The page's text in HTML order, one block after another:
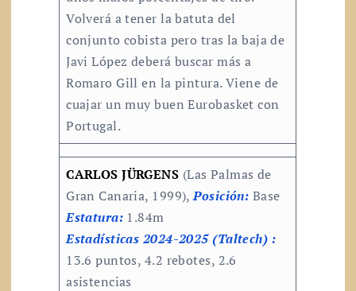
Volverá a tener la batuta del
conjunto cobista pero tras la baja de
Javi López deberá buscar más a
Romaro Gill en la pintura. Viene de
cuajar un muy buen Eurobasket con
Portugal.
CARLOS JÜRGENS (Las Palmas de
Gran Canaria, 1999),Posición: Base
Estatura: 1.84m
Estadísticas 2024-2025 (Taltech) :
13.6 puntos, 4.2 rebotes, 2.6
asistencias